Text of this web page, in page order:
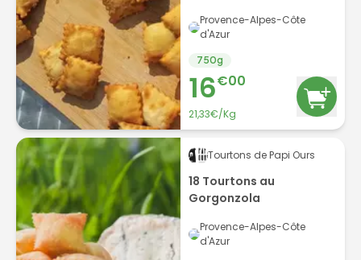
Provence-Alpes-Côte
d'Azur
750g
16€00
21,33€/Kg
Tourtons de Papi Ours
18 Tourtons au
Gorgonzola
Provence-Alpes-Côte
d'Azur